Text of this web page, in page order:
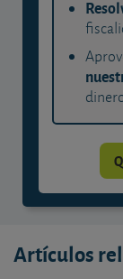
Artículos